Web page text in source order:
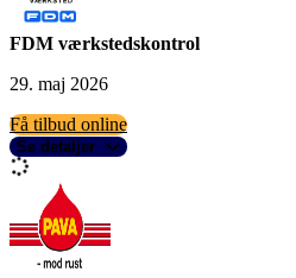
FDM værkstedskontrol
29. maj 2026
Få tilbud online
Se detaljer